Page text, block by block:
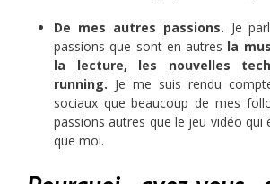
De mes autres passions. Je
passions que sont en autres la
la lecture, les nouvelles
running. Je me suis rendu
sociaux que beaucoup de mes
passions autres que le jeu vidéo qui
que moi.